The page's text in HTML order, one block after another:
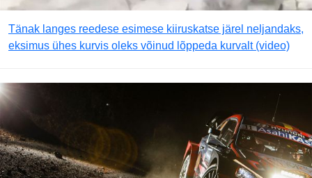
Tänak langes reedese esimese kiiruskatse järel neljandaks,
eksimus ühes kurvis oleks võinud lõppeda kurvalt (video)